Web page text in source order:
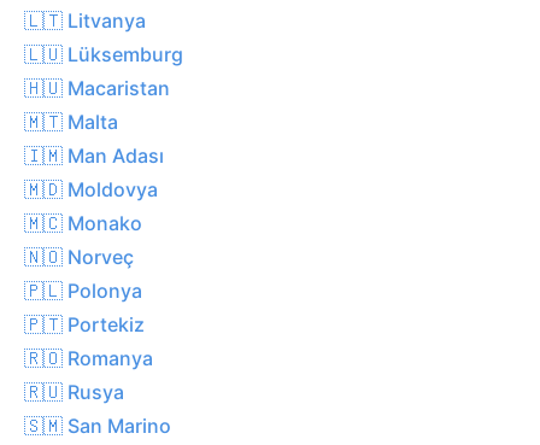
🇱🇹 Litvanya
🇱🇺 Lüksemburg
🇭🇺 Macaristan
🇲🇹 Malta
🇮🇲 Man Adası
🇲🇩 Moldovya
🇲🇨 Monako
🇳🇴 Norveç
🇵🇱 Polonya
🇵🇹 Portekiz
🇷🇴 Romanya
🇷🇺 Rusya
🇸🇲 San Marino